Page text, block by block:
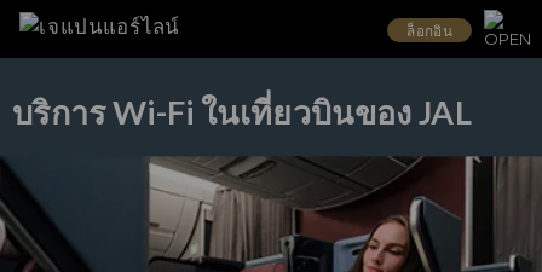
ล็อกอิน
บริการ Wi-Fi ในเที่ยวบินของ JAL